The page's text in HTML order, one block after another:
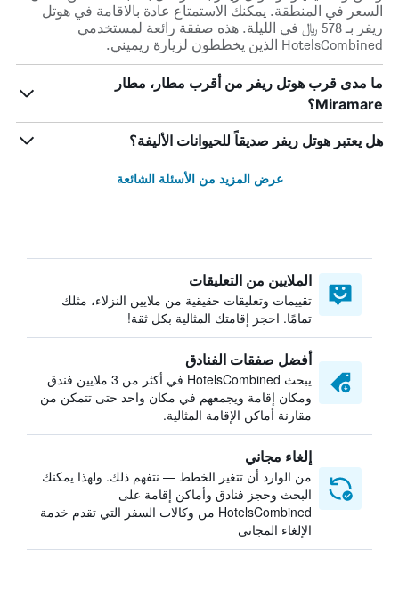
السعر في المنطقة. يمكنك الاستمتاع عادة بالاقامة في هوتل
ريفر بـ 578 ﷼ في الليلة. هذه صفقة رائعة لمستخدمي
HotelsCombined الذين يخططون لزيارة ريميني.
ما مدى قرب هوتل ريفر من أقرب مطار، مطار
Miramare؟
هل يعتبر هوتل ريفر صديقاً للحيوانات الأليفة؟
عرض المزيد من الأسئلة الشائعة
الملايين من التعليقات
تقييمات وتعليقات حقيقية من ملايين النزلاء، مثلك
تمامًا. احجز إقامتك المثالية بكل ثقة!
أفضل صفقات الفنادق
يبحث HotelsCombined في أكثر من 3 ملايين فندق
ومكان إقامة ويجمعهم في مكان واحد حتى تتمكن من
مقارنة أماكن الإقامة المثالية.
إلغاء مجاني
من الوارد أن تتغير الخطط — نتفهم ذلك. ولهذا يمكنك
البحث وحجز فنادق وأماكن إقامة على
HotelsCombined من وكالات السفر التي تقدم خدمة
الإلغاء المجاني